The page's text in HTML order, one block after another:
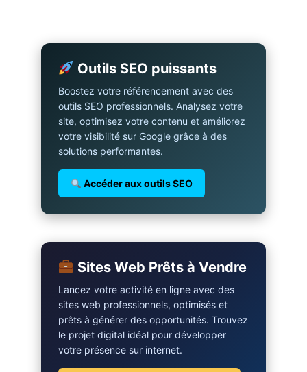
Outils SEO puissants
Boostez votre référencement avec des
outils SEO professionnels. Analysez votre
site, optimisez votre contenu et améliorez
votre visibilité sur Google grâce à des
solutions performantes.
Accéder aux outils SEO
Sites Web Prêts à Vendre
Lancez votre activité en ligne avec des
sites web professionnels, optimisés et
prêts à générer des opportunités. Trouvez
le projet digital idéal pour développer
votre présence sur internet.